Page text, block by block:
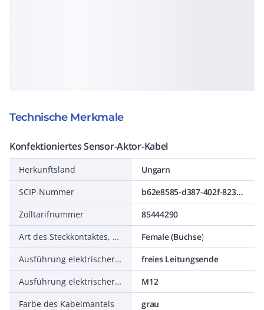
Technische Merkmale
Konfektioniertes Sensor-Aktor-Kabel
Herkunftsland
Ungarn
SCIP-Nummer
b62e8585-d387-402f-8239-3b7b316ffd24
Zolltarifnummer
85444290
Art des Steckkontaktes, gehäuseseitig
Female (Buchse)
Ausführung elektrischer Anschluss, feldseitig
freies Leitungsende
Ausführung elektrischer Anschluss, gehäuseseitig
M12
Farbe des Kabelmantels
grau